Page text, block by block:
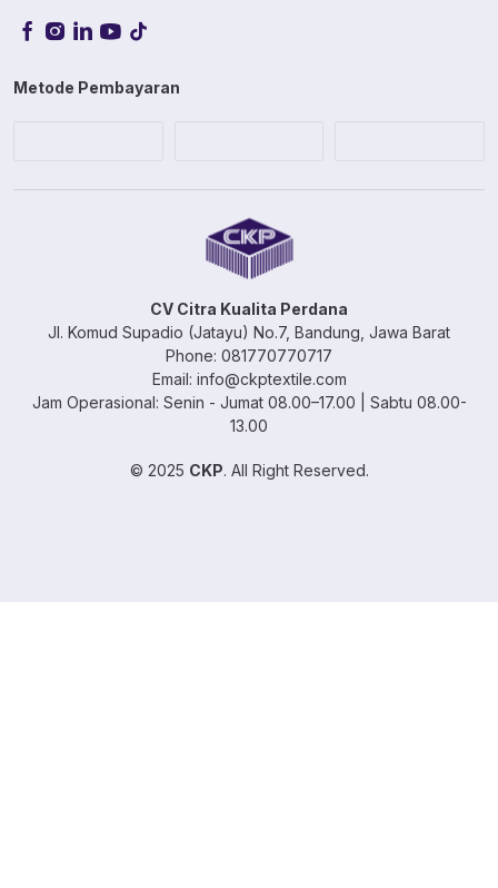
Metode Pembayaran
CV Citra Kualita Perdana
Jl. Komud Supadio (Jatayu) No.7, Bandung, Jawa Barat
Phone: 081770770717
Email: info@ckptextile.com
Jam Operasional: Senin - Jumat 08.00–17.00 | Sabtu 08.00-
13.00
© 2025 CKP. All Right Reserved.